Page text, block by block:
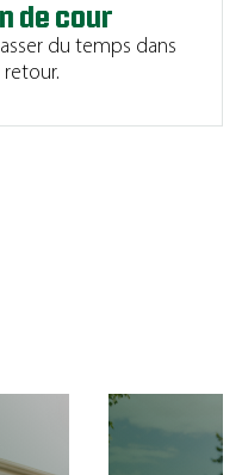
de cour
du temps dans